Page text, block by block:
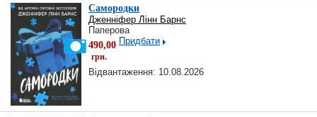
Самородки
Дженніфер Лінн Барнс
Паперова
490,00
грн.
Придбати
Відвантаження: 10.08.2026